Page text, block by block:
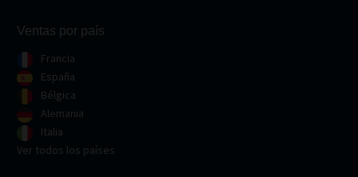
Ventas por país
Francia
España
Bélgica
Alemania
Italia
Ver todos los países